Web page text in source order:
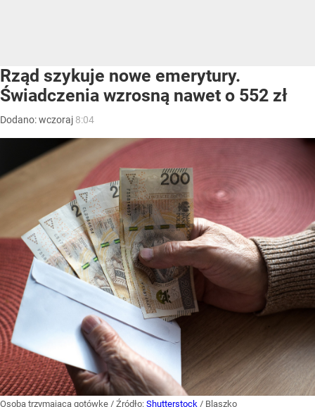
Rząd szykuje nowe emerytury.
Świadczenia wzrosną nawet o 552 zł
Dodano:wczoraj 8:04
Osoba trzymająca gotówkę / Źródło: Shutterstock / Blaszko